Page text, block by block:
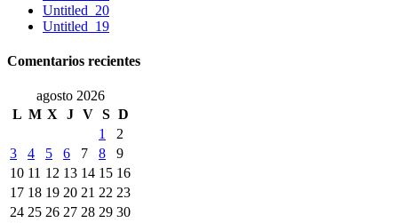
Untitled_20
Untitled_19
Comentarios recientes
agosto 2026
L M X J V S D
1
2
3
4 5 6 7 8
9
10 11 12 13 14 15 16
17 18 19 20 21 22 23
24 25 26 27 28 29 30